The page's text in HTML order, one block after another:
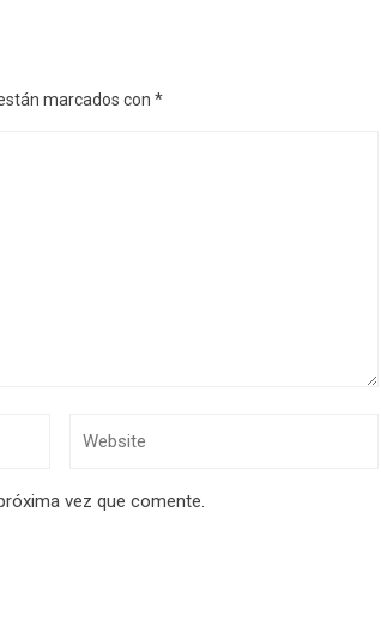
marcados con *
vez que comente.